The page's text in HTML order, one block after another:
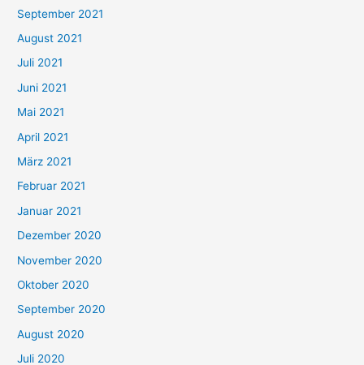
n
n
a
c
h
:
September 2021
August 2021
Juli 2021
Juni 2021
Mai 2021
April 2021
März 2021
Februar 2021
Januar 2021
Dezember 2020
November 2020
Oktober 2020
September 2020
August 2020
Juli 2020